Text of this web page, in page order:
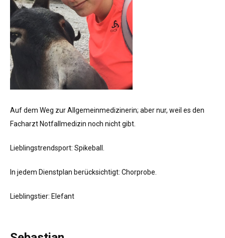
Auf dem Weg zur Allgemeinmedizinerin; aber nur, weil es den
Facharzt Notfallmedizin noch nicht gibt.
Lieblingstrendsport: Spikeball.
In jedem Dienstplan berücksichtigt: Chorprobe.
Lieblingstier: Elefant